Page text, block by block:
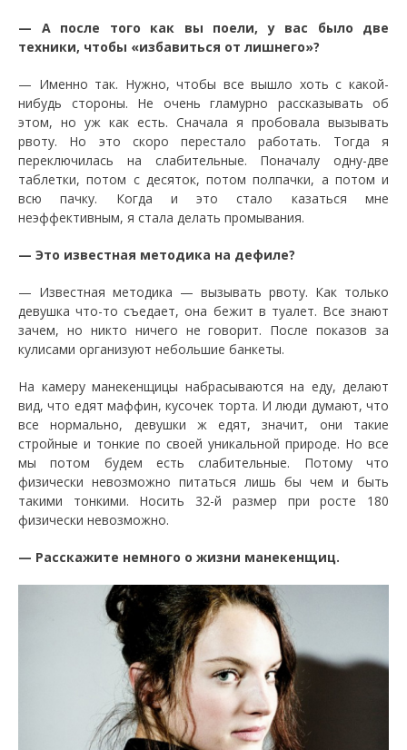
— А после того как вы поели, у вас было две
техники, чтобы «избавиться от лишнего»?
— Именно так. Нужно, чтобы все вышло хоть с какой-
нибудь стороны. Не очень гламурно рассказывать об
этом, но уж как есть. Сначала я пробовала вызывать
рвоту. Но это скоро перестало работать. Тогда я
переключилась на слабительные. Поначалу одну-две
таблетки, потом с десяток, потом полпачки, а потом и
всю пачку. Когда и это стало казаться мне
неэффективным, я стала делать промывания.
— Это известная методика на дефиле?
— Известная методика — вызывать рвоту. Как только
девушка что-то съедает, она бежит в туалет. Все знают
зачем, но никто ничего не говорит. После показов за
кулисами организуют небольшие банкеты.
На камеру манекенщицы набрасываются на еду, делают
вид, что едят маффин, кусочек торта. И люди думают, что
все нормально, девушки ж едят, значит, они такие
стройные и тонкие по своей уникальной природе. Но все
мы потом будем есть слабительные. Потому что
физически невозможно питаться лишь бы чем и быть
такими тонкими. Носить 32-й размер при росте 180
физически невозможно.
— Расскажите немного о жизни манекенщиц.